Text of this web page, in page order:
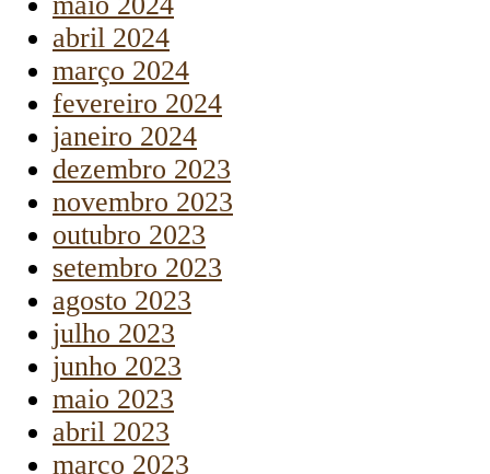
abril 2024
março 2024
fevereiro 2024
janeiro 2024
dezembro 2023
novembro 2023
outubro 2023
setembro 2023
agosto 2023
julho 2023
junho 2023
maio 2023
abril 2023
março 2023